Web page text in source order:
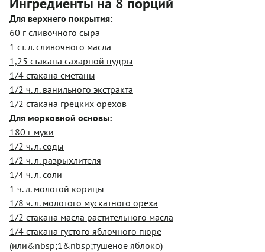
Для верхнего покрытия:
60 г сливочного сыра
1 ст. л. сливочного масла
1,25 стакана сахарной пудры
1/4 стакана сметаны
1/2 ч. л. ванильного экстракта
1/2 стакана грецких орехов
Для морковной основы:
180 г муки
1/2 ч. л. соды
1/2 ч. л. разрыхлителя
1/4 ч. л. соли
1 ч. л. молотой корицы
1/8 ч. л. молотого мускатного ореха
1/2 стакана масла растительного масла
1/4 стакана густого яблочного пюре
(или&nbsp;1&nbsp;тушеное яблоко)